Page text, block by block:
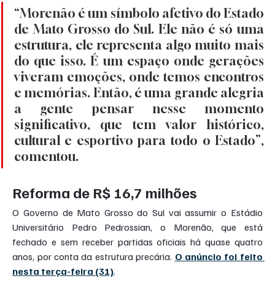
“Morenão é um símbolo afetivo do Estado
de Mato Grosso do Sul. Ele não é só uma
estrutura, ele representa algo muito mais
do que isso. É um espaço onde gerações
viveram emoções, onde temos encontros
e memórias. Então, é uma grande alegria
a gente pensar nesse momento
significativo, que tem valor histórico,
cultural e esportivo para todo o Estado”,
comentou.
Reforma de R$ 16,7 milhões
O Governo de Mato Grosso do Sul vai assumir o Estádio
Universitário Pedro Pedrossian, o Morenão, que está
fechado e sem receber partidas oficiais há quase quatro
anos, por conta da estrutura precária. O anúncio foi feito
nesta terça-feira (31).